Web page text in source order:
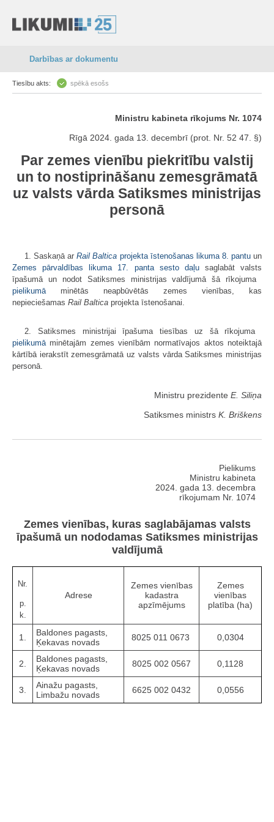
Darbības ar dokumentu
Tiesību akts: spēkā esošs
Ministru kabineta rīkojums Nr. 1074
Rīgā 2024. gada 13. decembrī (prot. Nr. 52 47. §)
Par zemes vienību piekritību valstij
un to nostiprināšanu zemesgrāmatā
uz valsts vārda Satiksmes ministrijas
personā
1. Saskaņā arRail Baltica projekta īstenošanas likuma 8. pantuun
Zemes pārvaldības likuma 17. panta sesto daļusaglabāt valsts
īpašumā un nodot Satiksmes ministrijas valdījumā šā rīkojuma
pielikumā minētās neapbūvētās zemes vienības, kas
nepieciešamas Rail Baltica projekta īstenošanai.
2. Satiksmes ministrijai īpašuma tiesības uz šā rīkojuma
pielikumā minētajām zemes vienībām normatīvajos aktos noteiktajā
kārtībā ierakstīt zemesgrāmatā uz valsts vārda Satiksmes ministrijas
personā.
Ministru prezidente E. Siliņa
Satiksmes ministrs K. Briškens
Pielikums
Ministru kabineta
2024. gada 13. decembra
rīkojumam Nr. 1074
Zemes vienības, kuras saglabājamas valsts
īpašumā un nododamas Satiksmes ministrijas
valdījumā
Nr.
p.
k.
Adrese
Zemes vienības
kadastra
apzīmējums
Zemes
vienības
platība (ha)
1.
Baldones pagasts,
Ķekavas novads
8025 011 0673 0,0304
2.
Baldones pagasts,
Ķekavas novads
8025 002 0567 0,1128
3.
Ainažu pagasts,
Limbažu novads
6625 002 0432 0,0556